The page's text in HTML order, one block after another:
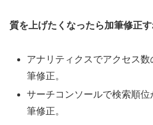
質を上げたくなったら加筆修正す
アナリティクスでアクセス
筆修正。
サーチコンソールで検索順
筆修正。